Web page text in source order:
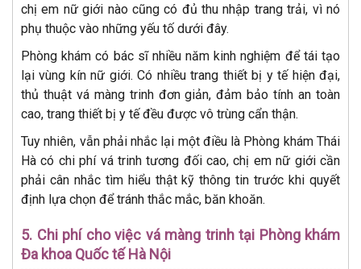
chị em nữ giới nào cũng có đủ thu nhập trang trải, vì nó
phụ thuộc vào những yếu tố dưới đây.
Phòng khám có bác sĩ nhiều năm kinh nghiệm để tái tạo
lại vùng kín nữ giới. Có nhiều trang thiết bị y tế hiện đại,
thủ thuật vá màng trinh đơn giản, đảm bảo tính an toàn
cao, trang thiết bị y tế đều được vô trùng cẩn thận.
Tuy nhiên, vẫn phải nhắc lại một điều là Phòng khám Thái
Hà có chi phí vá trinh tương đối cao, chị em nữ giới cần
phải cân nhắc tìm hiểu thật kỹ thông tin trước khi quyết
định lựa chọn để tránh thắc mắc, băn khoăn.
5. Chi phí cho việc vá màng trinh tại Phòng khám
Đa khoa Quốc tế Hà Nội